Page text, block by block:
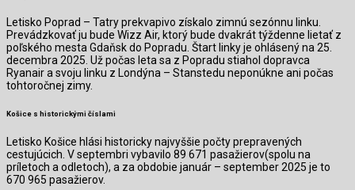
Letisko Poprad – Tatry prekvapivo získalo zimnú sezónnu linku.
Prevádzkovať ju bude Wizz Air, ktorý bude dvakrát týždenne lietať z
poľského mesta Gdaňsk do Popradu. Štart linky je ohlásený na 25.
decembra 2025. Už počas leta sa z Popradu stiahol dopravca
Ryanair a svoju linku z Londýna – Stanstedu neponúkne ani počas
tohtoročnej zimy.
Košice s historickými číslami
Letisko Košice hlási historicky najvyššie počty prepravených
cestujúcich. V septembri vybavilo 89 671 pasažierov(spolu na
príletoch a odletoch), a za obdobie január – september 2025 je to
670 965 pasažierov.